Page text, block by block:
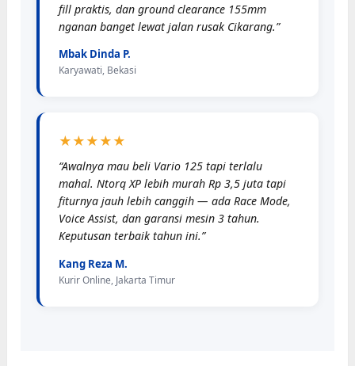
fill praktis, dan ground clearance 155mm
nganan banget lewat jalan rusak Cikarang.”
Mbak Dinda P.
Karyawati, Bekasi
★★★★★
“Awalnya mau beli Vario 125 tapi terlalu
mahal. Ntorq XP lebih murah Rp 3,5 juta tapi
fiturnya jauh lebih canggih — ada Race Mode,
Voice Assist, dan garansi mesin 3 tahun.
Keputusan terbaik tahun ini.”
Kang Reza M.
Kurir Online, Jakarta Timur